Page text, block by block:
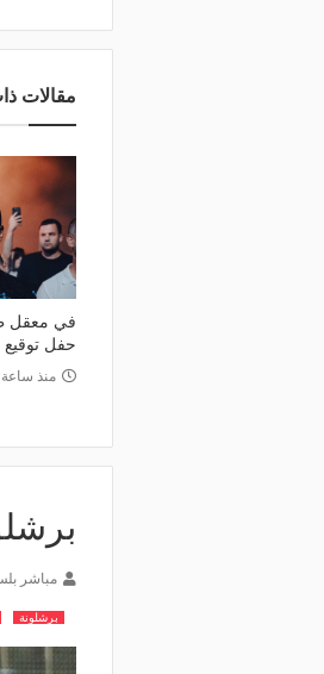
مقالات
في معقل
حفل توقيع
منذ ساعة
مباشر
برشلونة